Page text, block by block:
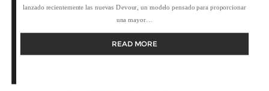
lanzado recientemente las nuevas Devour, un modelo pensado para proporcionar
una mayor…
READ MORE